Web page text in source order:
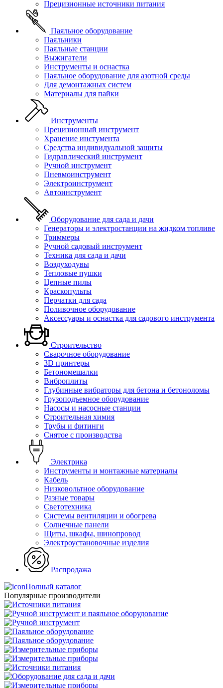
Прецизионные источники питания
Паяльное оборудование
Паяльники
Паяльные станции
Выжигатели
Инструменты и оснастка
Паяльное оборудование для азотной среды
Для демонтажных систем
Материалы для пайки
Инструменты
Прецизионный инструмент
Хранение инстумента
Средства индивидуальной защиты
Гидравлический инструмент
Ручной инструмент
Пневмоинструмент
Электроинструмент
Автоинструмент
Оборудование для сада и дачи
Генераторы и электростанции на жидком топливе
Триммеры
Ручной садовый инструмент
Техника для сада и дачи
Воздуходувы
Тепловые пушки
Цепные пилы
Краскопульты
Перчатки для сада
Поливочное оборудование
Аксессуары и оснастка для садового инструмента
Строительство
Сварочное оборудование
3D принтеры
Бетономешалки
Виброплиты
Глубинные вибраторы для бетона и бетоноломы
Грузоподъемное оборудование
Насосы и насосные станции
Строительная химия
Трубы и фитинги
Снятое с производства
Электрика
Инструменты и монтажные материалы
Кабель
Низковольтное оборудование
Разные товары
Светотехника
Системы вентиляции и обогрева
Солнечные панели
Щиты, шкафы, шинопровод
Электроустановочные изделия
Распродажа
Полный каталог
Популярные производители